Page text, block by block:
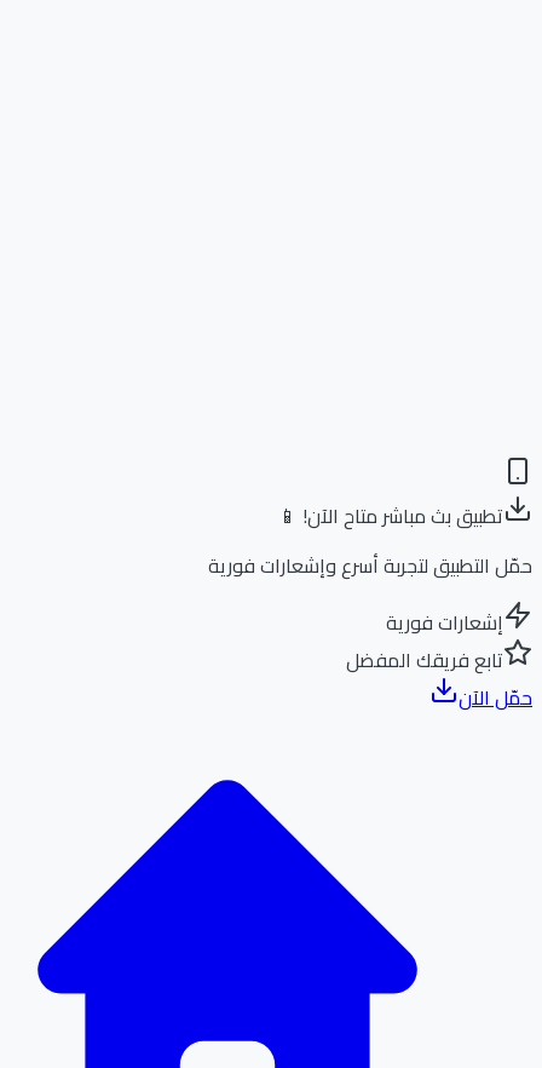
تطبيق بث مباشر متاح الآن! 📱
التطبيق لتجربة أسرع وإشعارات فورية
إشعارات فورية
تابع فريقك المفضل
الآن